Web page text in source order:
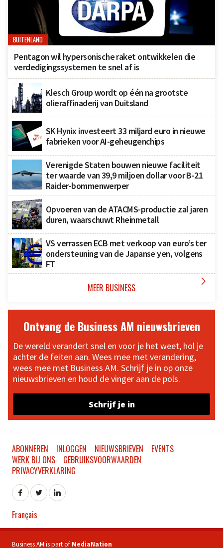
BUITENLAND
Pentagon wil hypersonische raket ontwikkelen die
verdedigingssystemen te snel af is
Klesch Group wordt op één na grootste
olieraffinaderij van Duitsland
SK Hynix investeert 33 miljard euro in nieuwe
fabrieken voor AI-geheugenchips
Verenigde Staten bouwen nieuwe faciliteit
ter waarde van 39,9 miljoen dollar voor B-21
Raider-bommenwerper
Opvoeren van de ATACMS-productie zal jaren
duren, waarschuwt Rheinmetall
VS verrassen ECB met verkoop van euro’s ter
ondersteuning van de Japanse yen, volgens
FT
MEER BUSINESS 
Ontvang de Business AM nieuwsbrieven
De wereld verandert snel en voor je het weet, hol je
achter de feiten aan. Wees mee met verandering,
wees mee met Business AM. Schrijf je in op onze
nieuwsbrieven en houd de vinger aan de pols.
Schrijf je in
ABONNEREN INLOGGEN NIEUWSBRIEVEN
EVENTS
WERK BIJ ONS
GEBRUIKSVOORWAARDEN
PRIVACYVERKLARING
Français
Business AM is part of MediaNation